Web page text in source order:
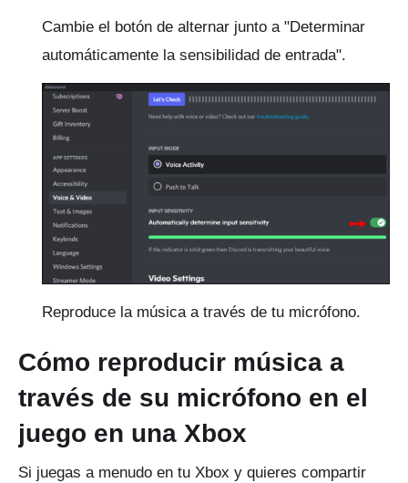
Cambie el botón de alternar junto a "Determinar
automáticamente la sensibilidad de entrada".
Reproduce la música a través de tu micrófono.
Cómo reproducir música a
través de su micrófono en el
juego en una Xbox
Si juegas a menudo en tu Xbox y quieres compartir